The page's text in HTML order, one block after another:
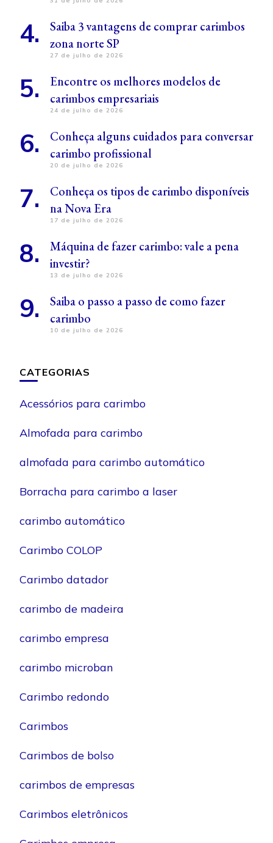
Saiba 3 vantagens de comprar carimbos
zona norte SP
27 de julho de 2026
Encontre os melhores modelos de
carimbos empresariais
24 de julho de 2026
Conheça alguns cuidados para conversar
carimbo profissional
20 de julho de 2026
Conheça os tipos de carimbo disponíveis
na Nova Era
17 de julho de 2026
Máquina de fazer carimbo: vale a pena
investir?
13 de julho de 2026
Saiba o passo a passo de como fazer
carimbo
10 de julho de 2026
CATEGORIAS
Acessórios para carimbo
Almofada para carimbo
almofada para carimbo automático
Borracha para carimbo a laser
carimbo automático
Carimbo COLOP
Carimbo datador
carimbo de madeira
carimbo empresa
carimbo microban
Carimbo redondo
Carimbos
Carimbos de bolso
carimbos de empresas
Carimbos eletrônicos